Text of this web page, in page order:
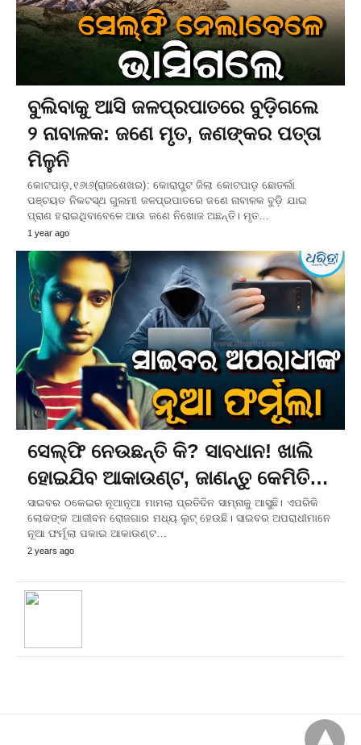
ବୁଲିବାକୁ ଆସି ଜଳପ୍ରପାତରେ ବୁଡ଼ିଗଲେ
୨ ନାବାଳକ: ଜଣେ ମୃତ, ଜଣଙ୍କର ପତ୍ତା
ମିଳୁନି
କୋଟପାଡ଼,୧୬ା୬(ରାଜଶେଖର): କୋରାପୁଟ ଜିଲା କୋଟପାଡ଼ ଛୋତର୍ଲା
ପଞ୍ଚୟତ ନିକଟସ୍ଥ ଗୁଲମୀ ଜଳପ୍ରପାତରେ ଜଣେ ନାବାଳକ ବୁଡ଼ି ଯାଇ
ପ୍ରାଣ ହରାଇଥିବାବେଳେ ଆଉ ଜଣେ ନିଖୋଜ ଅଛନ୍ତି। ମୃତ…
1 year ago
ସେଲ୍‌ଫି ନେଉଛନ୍ତି କି? ସାବଧାନ! ଖାଲି
ହୋଇଯିବ ଆକାଉଣ୍ଟ, ଜାଣନ୍ତୁ କେମିତି…
ସାଇବର ଠକେଇର ନୂଆନୂଆ ମାମଲା ପ୍ରତିଦିନ ସାମ୍ନାକୁ ଆସୁଛି। ଏପରିକି
ଲୋକଙ୍କ ଆଜୀବନ ରୋଜଗାର ମଧ୍ୟ ଲୁଟ୍‌ ହେଉଛି। ସାଇବର ଅପରାଧୀମାନେ
ନୂଆ ଫର୍ମୂଲା ପକାଇ ଆକାଉଣ୍ଟ…
2 years ago